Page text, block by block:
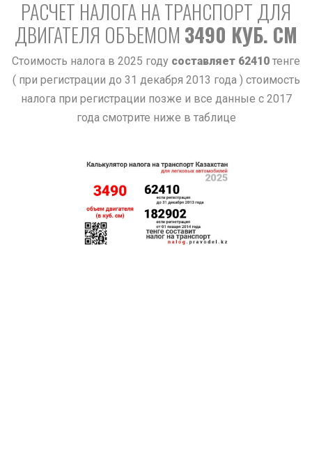
РАСЧЕТ НАЛОГА НА ТРАНСПОРТ ДЛЯ
ДВИГАТЕЛЯ ОБЪЕМОМ 3490 КУБ. СМ
Стоимость налога в 2025 году составляет 62410 тенге
( при регистрации до 31 декабря 2013 года ) стоимость
налога при регистрации позже и все данные с 2017
года смотрите ниже в таблице